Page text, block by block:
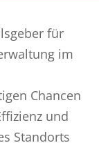
für
im
Chancen
und
Standorts